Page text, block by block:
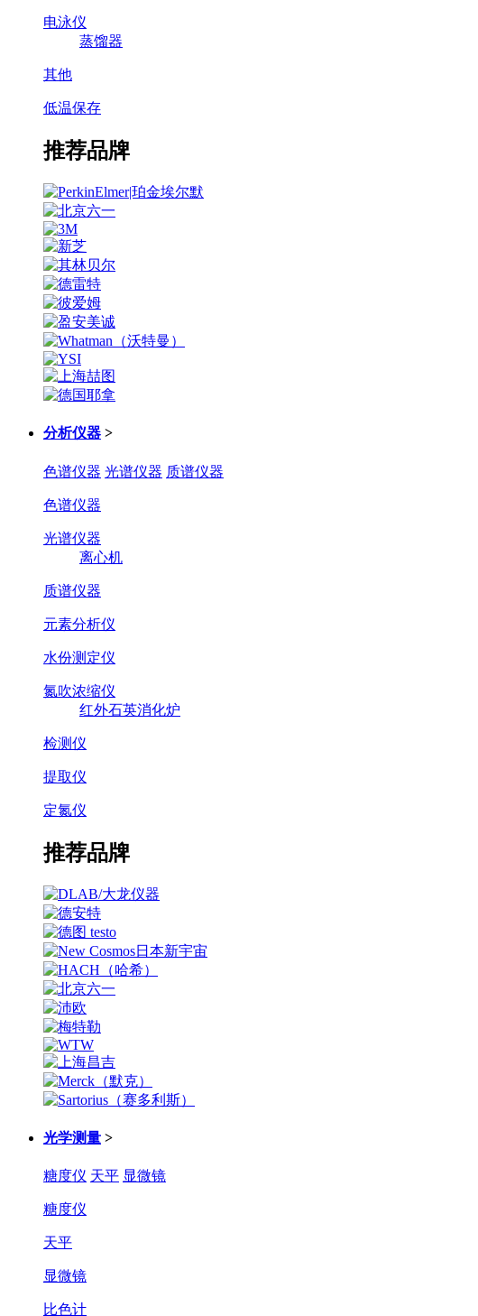
电泳仪
蒸馏器
其他
低温保存
推荐品牌
分析仪器 >
色谱仪器 光谱仪器 质谱仪器
色谱仪器
光谱仪器
离心机
质谱仪器
元素分析仪
水份测定仪
氮吹浓缩仪
红外石英消化炉
检测仪
提取仪
定氮仪
推荐品牌
光学测量 >
糖度仪 天平 显微镜
糖度仪
天平
显微镜
比色计